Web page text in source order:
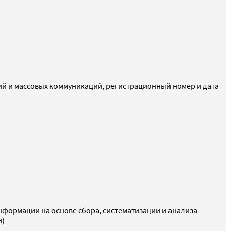
и массовых коммуникаций, регистрационный номер и дата
на основе сбора, систематизации и анализа